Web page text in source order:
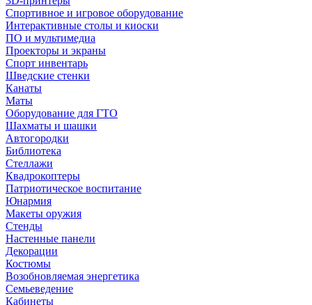
Спортивное и игровое оборудование
Интерактивные столы и киоски
ПО и мультимедиа
Проекторы и экраны
Спорт инвентарь
Шведские стенки
Канаты
Маты
Оборудование для ГТО
Шахматы и шашки
Автогородки
Библиотека
Стеллажи
Квадрокоптеры
Патриотическое воспитание
Юнармия
Макеты оружия
Стенды
Настенные панели
Декорации
Костюмы
Возобновляемая энергетика
Семьеведение
Кабинеты